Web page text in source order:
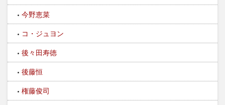
今野恵菜
コ・ジュヨン
後々田寿徳
後藤恒
権藤俊司